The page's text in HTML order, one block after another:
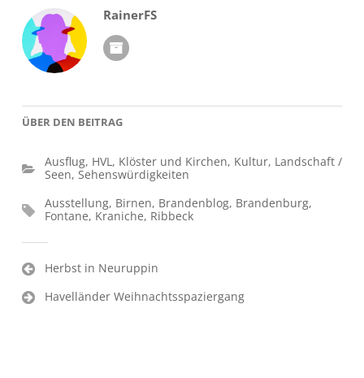
RainerFS
ÜBER DEN BEITRAG
Ausflug, HVL, Klöster und Kirchen, Kultur, Landschaft /
Seen, Sehenswürdigkeiten
Ausstellung, Birnen, Brandenblog, Brandenburg,
Fontane, Kraniche, Ribbeck
Beitragsnavigation
Herbst in Neuruppin
Havelländer Weihnachtsspaziergang